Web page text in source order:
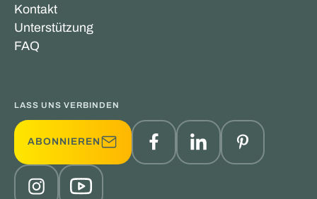
Kontakt
Unterstützung
FAQ
LASS UNS VERBINDEN
ABONNIEREN